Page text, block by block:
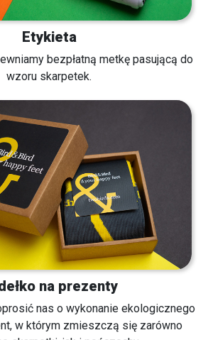
Etykieta
bezpłatną metkę pasującą do
wzoru skarpetek.
na prezenty
nas o wykonanie ekologicznego
w którym zmieszczą się zarówno